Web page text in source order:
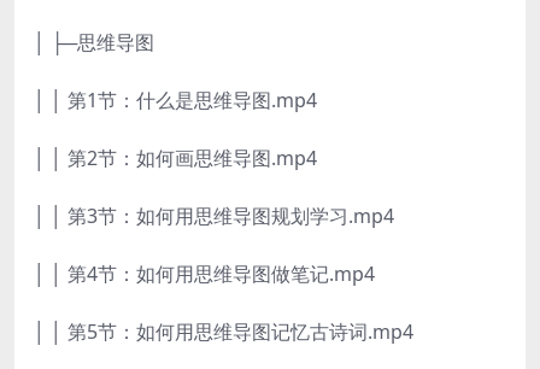
│ ├─思维导图
│ │ 第1节：什么是思维导图.mp4
│ │ 第2节：如何画思维导图.mp4
│ │ 第3节：如何用思维导图规划学习.mp4
│ │ 第4节：如何用思维导图做笔记.mp4
│ │ 第5节：如何用思维导图记忆古诗词.mp4